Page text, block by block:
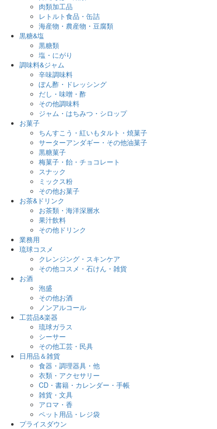
肉類加工品
レトルト食品・缶詰
海産物・農産物・豆腐類
黒糖&塩
黒糖類
塩・にがり
調味料&ジャム
辛味調味料
ぽん酢・ドレッシング
だし・味噌・酢
その他調味料
ジャム・はちみつ・シロップ
お菓子
ちんすこう・紅いもタルト・焼菓子
サーターアンダギー・その他油菓子
黒糖菓子
梅菓子・飴・チョコレート
スナック
ミックス粉
その他お菓子
お茶&ドリンク
お茶類・海洋深層水
果汁飲料
その他ドリンク
業務用
琉球コスメ
クレンジング・スキンケア
その他コスメ・石けん・雑貨
お酒
泡盛
その他お酒
ノンアルコール
工芸品&楽器
琉球ガラス
シーサー
その他工芸・民具
日用品＆雑貨
食器・調理器具・他
衣類・アクセサリー
CD・書籍・カレンダー・手帳
雑貨・文具
アロマ・香
ペット用品・レジ袋
プライスダウン